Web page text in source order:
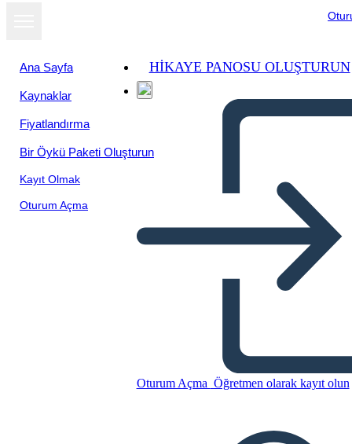
Ana Sayfa
Kaynaklar
Fiyatlandırma
Bir Öykü Paketi Oluşturun
Kayıt Olmak
Oturum Açma
HIKAYE PANOSU OLUŞTURUN
Oturum Açma Öğretmen olarak kayıt olun